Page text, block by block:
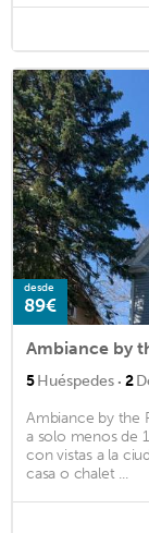
desde
89€
Ambiance by
5Huéspedes · 2
Ambiance by the
a solo menos de
con vistas a la
casa o chalet ...